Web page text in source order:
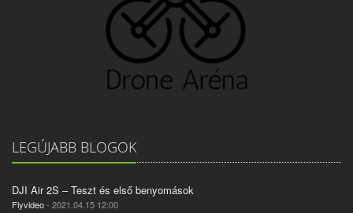
LEGÚJABB BLOGOK
DJI Air 2S – Teszt és első benyomások
Flyvideo- 2021.04.15 12:00